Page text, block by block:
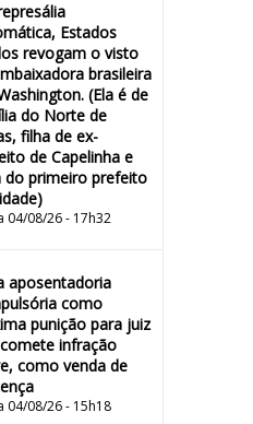
Estados
revogam o visto
brasileira
(Ela é de
do Norte de
filha de ex-
de Capelinha e
do primeiro prefeito
04/08/26 - 17h32
aposentadoria
como
punição para juiz
infração
como venda de
04/08/26 - 15h18